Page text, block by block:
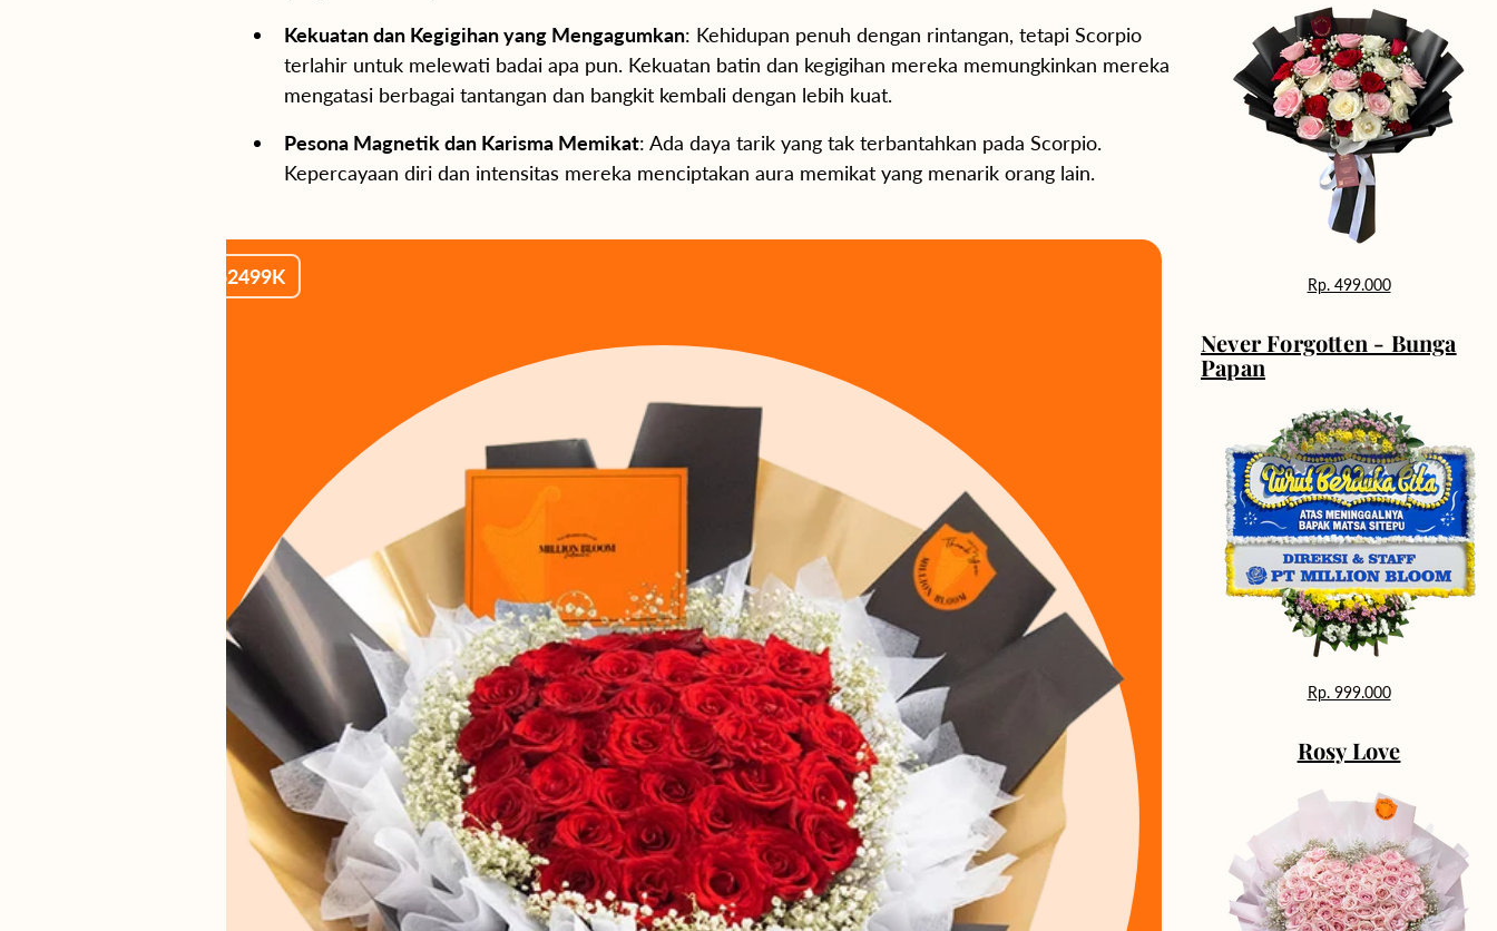
Kekuatan dan Kegigihan yang Mengagumkan: Kehidupan penuh dengan rintangan, tetapi Scorpio
terlahir untuk melewati badai apa pun. Kekuatan batin dan kegigihan mereka memungkinkan mereka
mengatasi berbagai tantangan dan bangkit kembali dengan lebih kuat.
Pesona Magnetik dan Karisma Memikat: Ada daya tarik yang tak terbantahkan pada Scorpio.
Kepercayaan diri dan intensitas mereka menciptakan aura memikat yang menarik orang lain.
Rp749K Rp499KRp. 499.000
Never Forgotten - Bunga
Papan
Rp. 999.000
Rosy Love